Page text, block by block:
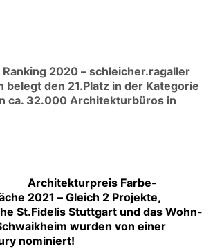
2020 – schleicher.ragaller
den 21.Platz in der Kategorie
ca. 32.000 Architekturbüros in
Architekturpreis Farbe-
2021 – Gleich 2 Projekte,
St.Fidelis Stuttgart und das Wohn-
wurden von einer
nominiert!